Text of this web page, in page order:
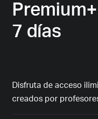
7 días
Disfruta de acceso
creados por